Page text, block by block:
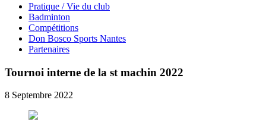
Pratique / Vie du club
Badminton
Compétitions
Don Bosco Sports Nantes
Partenaires
Tournoi interne de la st machin 2022
8 Septembre 2022